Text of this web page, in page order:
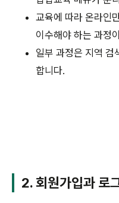
교육에 따라 온라인
이수해야 하는 과정
일부 과정은 지역 검
합니다.
2. 회원가입과 로